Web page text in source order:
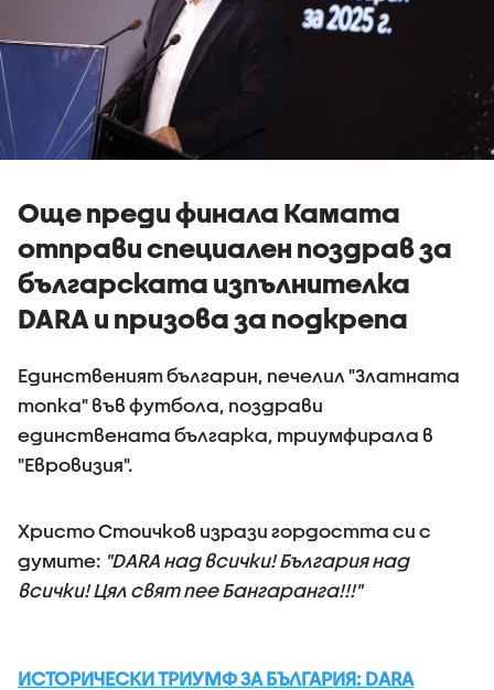
Още преди финала Камата
отправи специален поздрав за
българската изпълнителка
DARA и призова за подкрепа
Единственият българин, печелил "Златната
топка" във футбола, поздрави
единствената българка, триумфирала в
"Евровизия".
Христо Стоичков изрази гордостта си с
думите: "DARA над всички! България над
всички! Цял свят пее Бангаранга!!!"
ИСТОРИЧЕСКИ ТРИУМФ ЗА БЪЛГАРИЯ: DARA